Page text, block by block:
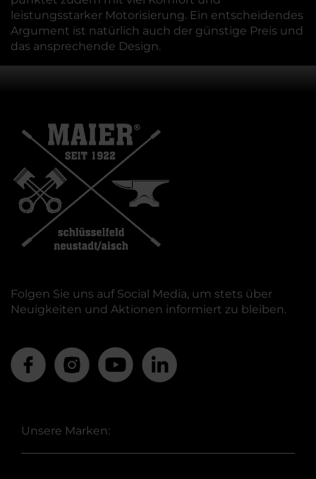
leistungsstarker Motorisierung. Ein entscheidendes
Argument ist natürlich auch der günstige Preis und
das ansprechende Design.
Folgen Sie uns auf Social Media, um stets über
Neuigkeiten und Aktionen informiert zu bleiben.
Unsere Marken: